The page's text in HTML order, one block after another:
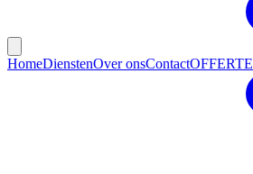
HomeDienstenOver onsContactOFFERTE